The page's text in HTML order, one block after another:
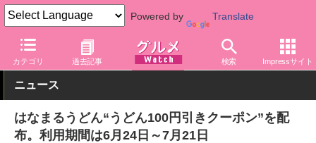
Powered by Translate
カテゴリ 過去記事 検索 Impressサイト
グルメ Watch 店舗 はなまるうどん
ニュース
はなまるうどん“うどん100円引きクーポン”を配
布。利用期間は6月24日～7月21日